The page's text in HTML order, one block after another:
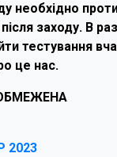
необхідно
заходу. В
тестування
це нас.
2023